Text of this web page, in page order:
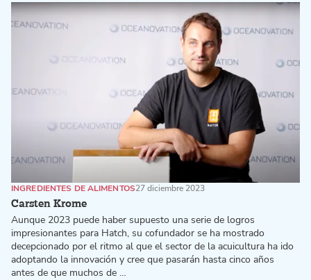
Carsten Krome
INGREDIENTES DE ALIMENTOS27 diciembre 2023
Aunque 2023 puede haber supuesto una serie de logros
impresionantes para Hatch, su cofundador se ha mostrado
decepcionado por el ritmo al que el sector de la acuicultura ha ido
adoptando la innovación y cree que pasarán hasta cinco años
antes de que muchos de …